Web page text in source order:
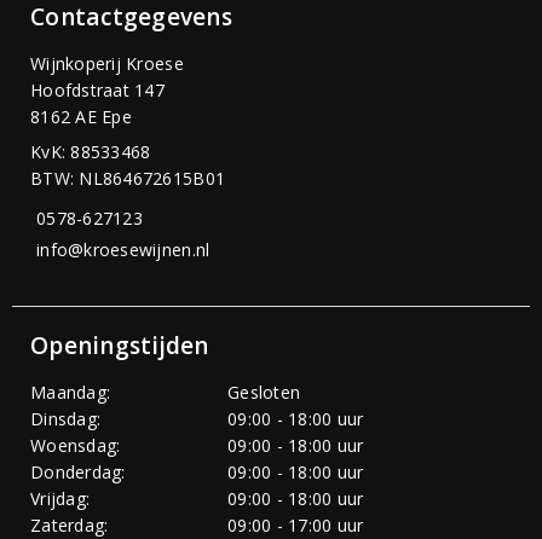
Contactgegevens
Wijnkoperij Kroese
Hoofdstraat 147
8162 AE Epe
KvK: 88533468
BTW: NL864672615B01
0578-627123
info@kroesewijnen.nl
Openingstijden
Maandag:
Gesloten
Dinsdag:
09:00 - 18:00 uur
Woensdag:
09:00 - 18:00 uur
Donderdag:
09:00 - 18:00 uur
Vrijdag:
09:00 - 18:00 uur
Zaterdag:
09:00 - 17:00 uur